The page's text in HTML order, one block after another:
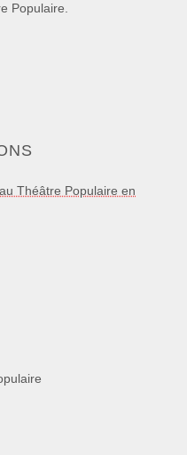
Populaire.
Théâtre Populaire en